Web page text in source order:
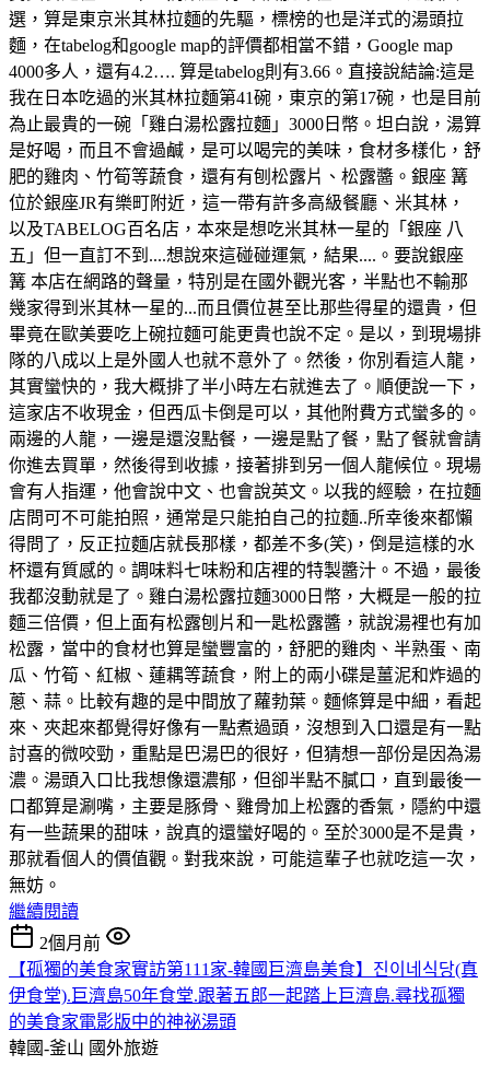
選，算是東京米其林拉麵的先驅，標榜的也是洋式的湯頭拉
麵，在tabelog和google map的評價都相當不錯，Google map
4000多人，還有4.2…. 算是tabelog則有3.66。直接說結論:這是
我在日本吃過的米其林拉麵第41碗，東京的第17碗，也是目前
為止最貴的一碗「雞白湯松露拉麵」3000日幣。坦白說，湯算
是好喝，而且不會過鹹，是可以喝完的美味，食材多樣化，舒
肥的雞肉、竹筍等蔬食，還有有刨松露片、松露醬。銀座 篝
位於銀座JR有樂町附近，這一帶有許多高級餐廳、米其林，
以及TABELOG百名店，本來是想吃米其林一星的「銀座 八
五」但一直訂不到....想說來這碰碰運氣，結果....。要說銀座
篝 本店在網路的聲量，特別是在國外觀光客，半點也不輸那
幾家得到米其林一星的...而且價位甚至比那些得星的還貴，但
畢竟在歐美要吃上碗拉麵可能更貴也說不定。是以，到現場排
隊的八成以上是外國人也就不意外了。然後，你別看這人龍，
其實蠻快的，我大概排了半小時左右就進去了。順便說一下，
這家店不收現金，但西瓜卡倒是可以，其他附費方式蠻多的。
兩邊的人龍，一邊是還沒點餐，一邊是點了餐，點了餐就會請
你進去買單，然後得到收據，接著排到另一個人龍候位。現場
會有人指運，他會說中文、也會說英文。以我的經驗，在拉麵
店問可不可能拍照，通常是只能拍自己的拉麵..所幸後來都懶
得問了，反正拉麵店就長那樣，都差不多(笑)，倒是這樣的水
杯還有質感的。調味料七味粉和店裡的特製醬汁。不過，最後
我都沒動就是了。雞白湯松露拉麵3000日幣，大概是一般的拉
麵三倍價，但上面有松露刨片和一匙松露醬，就說湯裡也有加
松露，當中的食材也算是蠻豐富的，舒肥的雞肉、半熟蛋、南
瓜、竹筍、紅椒、蓮耦等蔬食，附上的兩小碟是薑泥和炸過的
蔥、蒜。比較有趣的是中間放了蘿勃葉。麵條算是中細，看起
來、夾起來都覺得好像有一點煮過頭，沒想到入口還是有一點
討喜的微咬勁，重點是巴湯巴的很好，但猜想一部份是因為湯
濃。湯頭入口比我想像還濃郁，但卻半點不膩口，直到最後一
口都算是涮嘴，主要是豚骨、雞骨加上松露的香氣，隱約中還
有一些蔬果的甜味，說真的還蠻好喝的。至於3000是不是貴，
那就看個人的價值觀。對我來說，可能這輩子也就吃這一次，
無妨。
繼續閱讀
2個月前
【孤獨的美食家實訪第111家-韓國巨濟島美食】진이네식당(真
伊食堂).巨濟島50年食堂.跟著五郎一起踏上巨濟島.尋找孤獨
的美食家電影版中的神祕湯頭
韓國-釜山 國外旅遊